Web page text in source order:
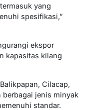
yang
spesifikasi,”
ekspor
kapasitas kilang
Cilacap,
berbagai jenis minyak
standar.